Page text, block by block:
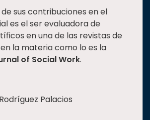
sus contribuciones en el
es el ser evaluadora de
en una de las revistas de
la materia como lo es la
of Social Work.
Palacios